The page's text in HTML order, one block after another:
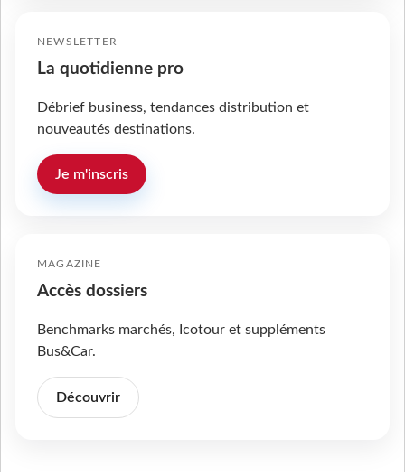
NEWSLETTER
La quotidienne pro
Débrief business, tendances distribution et
nouveautés destinations.
Je m'inscris
MAGAZINE
Accès dossiers
Benchmarks marchés, Icotour et suppléments
Bus&Car.
Découvrir